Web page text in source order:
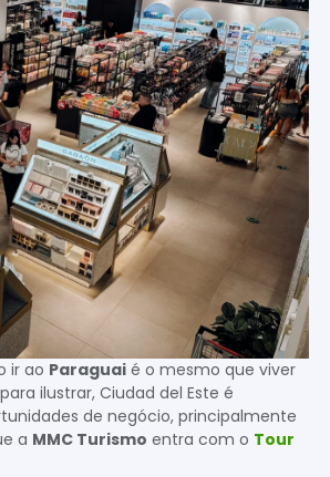
ir ao Paraguai é o mesmo que viver
ilustrar, Ciudad del Este é
de negócio, principalmente
a MMC Turismo entra com o Tour